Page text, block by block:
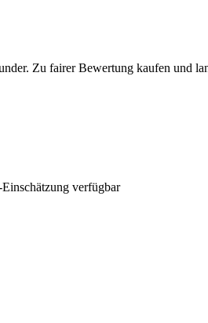
Zu fairer Bewertung kaufen und
verfügbar